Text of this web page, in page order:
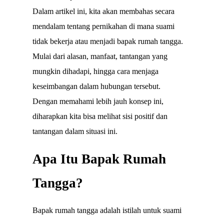
Dalam artikel ini, kita akan membahas secara
mendalam tentang pernikahan di mana suami
tidak bekerja atau menjadi bapak rumah tangga.
Mulai dari alasan, manfaat, tantangan yang
mungkin dihadapi, hingga cara menjaga
keseimbangan dalam hubungan tersebut.
Dengan memahami lebih jauh konsep ini,
diharapkan kita bisa melihat sisi positif dan
tantangan dalam situasi ini.
Apa Itu Bapak Rumah
Tangga?
Bapak rumah tangga adalah istilah untuk suami